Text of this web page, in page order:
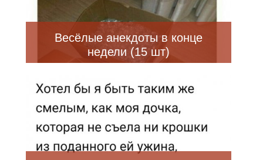
Весёлые анекдоты в конце
недели (15 шт)